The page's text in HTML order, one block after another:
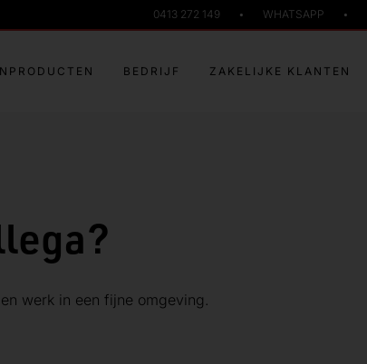
0413 272 149 • WHATSAPP •
BEDRIJF ZAKELIJKE KLANTEN
werk in een fijne omgeving.